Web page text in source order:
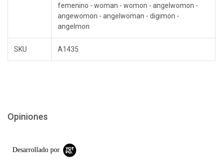
femenino - woman - womon - angelwomon -
angewomon - angelwoman - digimon -
angelmon
SKU A1435
Opiniones
Desarrollado por